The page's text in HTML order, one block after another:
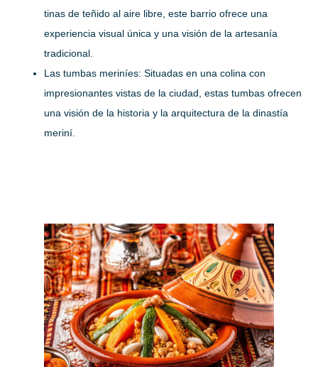
tinas de teñido al aire libre, este barrio ofrece una
experiencia visual única y una visión de la artesanía
tradicional.
Las tumbas meriníes: Situadas en una colina con
impresionantes vistas de la ciudad, estas tumbas ofrecen
una visión de la historia y la arquitectura de la dinastía
meriní.